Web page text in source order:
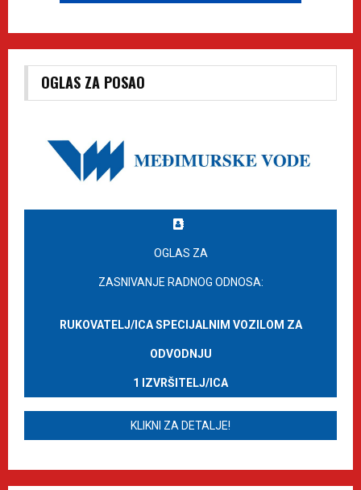
OGLAS ZA POSAO
OGLAS ZA
ZASNIVANJE RADNOG ODNOSA:
RUKOVATELJ/ICA SPECIJALNIM VOZILOM ZA
ODVODNJU
1 IZVRŠITELJ/ICA
KLIKNI ZA DETALJE!